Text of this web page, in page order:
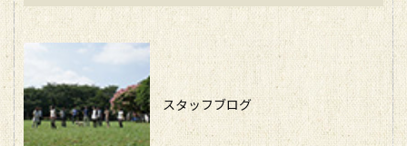
スタッフブログ